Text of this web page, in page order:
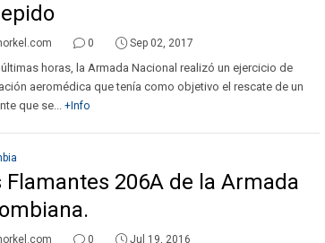
0 Sep 02, 2017
últimas horas, la Armada Nacional realizó un ejercicio de
aeromédica que tenía como objetivo el rescate de un
que se... +Info
Flamantes 206A de la Armada
0 Jul 19, 2016